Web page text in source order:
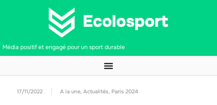
Média positif et engagé pour un sport durable
17/11/2022 A la une, Actualités, Paris 2024